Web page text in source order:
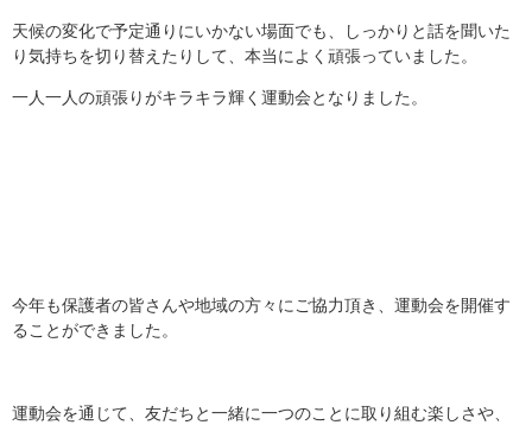
天候の変化で予定通りにいかない場面でも、しっかりと話を聞いた
り気持ちを切り替えたりして、本当によく頑張っていました。
一人一人の頑張りがキラキラ輝く運動会となりました。
今年も保護者の皆さんや地域の方々にご協力頂き、運動会を開催す
ることができました。
運動会を通じて、友だちと一緒に一つのことに取り組む楽しさや、